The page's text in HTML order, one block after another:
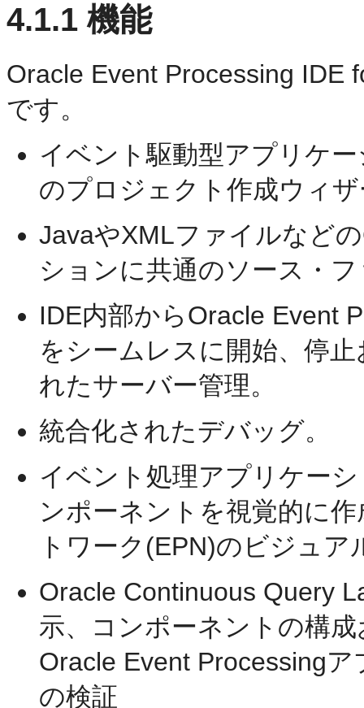
4.1.1 機能
Oracle Event Processing IDE
です。
イベント駆動型アプリケ
のプロジェクト作成ウィ
JavaやXMLファイルなど
ションに共通のソース・
IDE内部からOracle Event
をシームレスに開始、停
れたサーバー管理。
統合化されたデバッグ。
イベント処理アプリケー
ンポーネントを視覚的に
トワーク(EPN)のビジュア
Oracle Continuous Query
示、コンポーネントの構
Oracle Event Processing
の検証